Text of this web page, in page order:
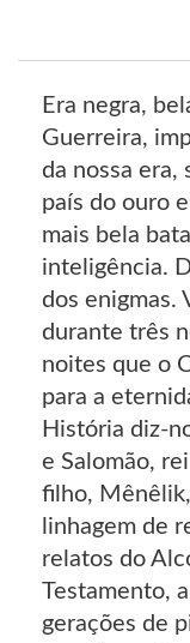
Era negra,
Guerreira,
da nossa era,
país do ouro
mais bela
inteligência.
dos enigmas.
durante três
noites que o
para a
História diz-
e Salomão,
filho,
linhagem de
relatos do
Testamento,
gerações de